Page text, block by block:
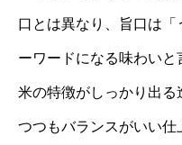
口とは異なり、旨口は
ーワードになる味わい
米の特徴がしっかり出る
つつもバランスがいい仕